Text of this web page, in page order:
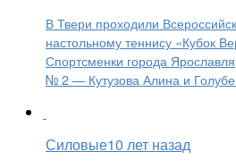
В Твери проходили
настольному теннису «Кубок
Спортсменки города
№ 2 — Кутузова Алина и
Силовые10 лет назад